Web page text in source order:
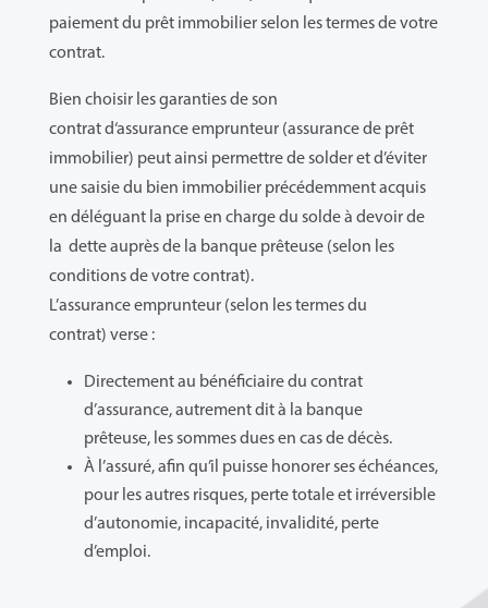
paiement du prêt immobilier selon les termes de votre
contrat.
Bien choisir les garanties de son
contrat d‘assurance emprunteur (assurance de prêt
immobilier) peut ainsi permettre de solder et d’éviter
une saisie du bien immobilier précédemment acquis
en déléguant la prise en charge du solde à devoir de
la dette auprès de la banque prêteuse (selon les
conditions de votre contrat).
L’assurance emprunteur (selon les termes du
contrat) verse :
Directement au bénéficiaire du contrat
d’assurance, autrement dit à la banque
prêteuse, les sommes dues en cas de décès.
À l’assuré, afin qu’il puisse honorer ses échéances,
pour les autres risques, perte totale et irréversible
d’autonomie, incapacité, invalidité, perte
d’emploi.